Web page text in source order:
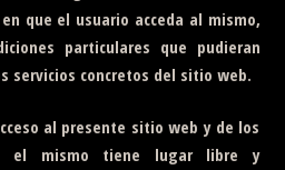
que el usuario acceda al mismo,
particulares que pudieran
servicios concretos del sitio web.
al presente sitio web y de los
el mismo tiene lugar libre y